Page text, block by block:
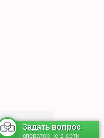
— поддержка сайта
Задать вопрос
оператор не в сети